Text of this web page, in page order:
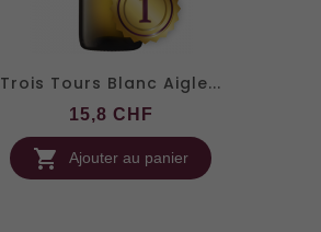
Trois Tours Blanc Aigle...
15,8 CHF
 Ajouter au panier